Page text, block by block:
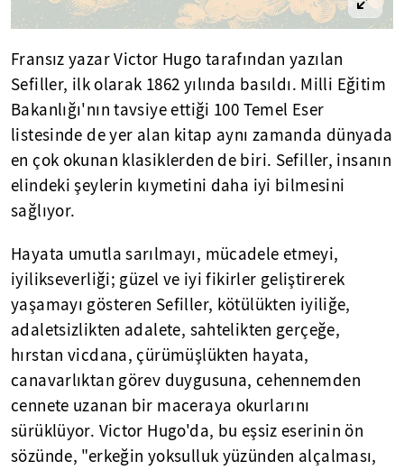
Fransız yazar Victor Hugo tarafından yazılan
Sefiller, ilk olarak 1862 yılında basıldı. Milli Eğitim
Bakanlığı'nın tavsiye ettiği 100 Temel Eser
listesinde de yer alan kitap aynı zamanda dünyada
en çok okunan klasiklerden de biri. Sefiller, insanın
elindeki şeylerin kıymetini daha iyi bilmesini
sağlıyor.
Hayata umutla sarılmayı, mücadele etmeyi,
iyilikseverliği; güzel ve iyi fikirler geliştirerek
yaşamayı gösteren Sefiller, kötülükten iyiliğe,
adaletsizlikten adalete, sahtelikten gerçeğe,
hırstan vicdana, çürümüşlükten hayata,
canavarlıktan görev duygusuna, cehennemden
cennete uzanan bir maceraya okurlarını
sürüklüyor. Victor Hugo'da, bu eşsiz eserinin ön
sözünde, "erkeğin yoksulluk yüzünden alçalması,